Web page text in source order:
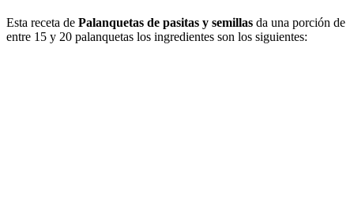
Esta receta de Palanquetas de pasitas y semillas da una porción de
entre 15 y 20 palanquetas los ingredientes son los siguientes: